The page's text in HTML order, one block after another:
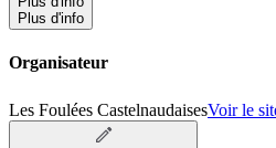
Plus d'info
Organisateur
Les Foulées CastelnaudaisesVoir le